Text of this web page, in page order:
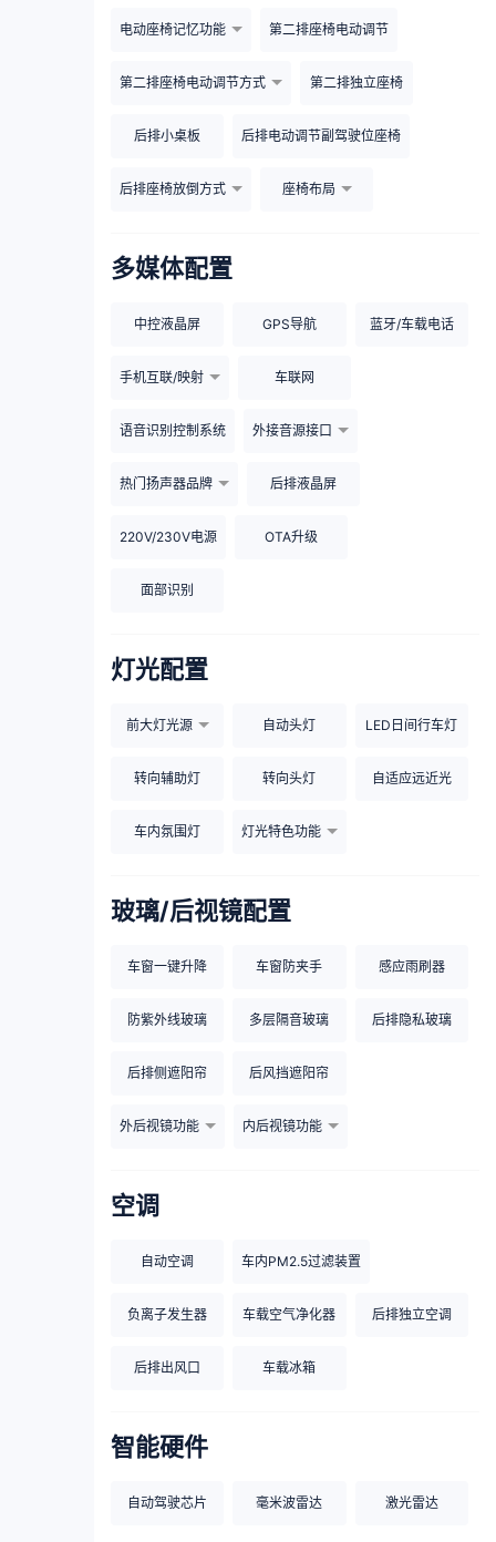
电动座椅记忆功能 第二排座椅电动调节
第二排座椅电动调节方式 第二排独立座椅
后排小桌板 后排电动调节副驾驶位座椅
后排座椅放倒方式 座椅布局
多媒体配置
中控液晶屏 GPS导航 蓝牙/车载电话
手机互联/映射 车联网
语音识别控制系统 外接音源接口
热门扬声器品牌 后排液晶屏
220V/230V电源 OTA升级
面部识别
灯光配置
前大灯光源 自动头灯 LED日间行车灯
转向辅助灯 转向头灯 自适应远近光
车内氛围灯 灯光特色功能
玻璃/后视镜配置
车窗一键升降 车窗防夹手 感应雨刷器
防紫外线玻璃 多层隔音玻璃 后排隐私玻璃
后排侧遮阳帘 后风挡遮阳帘
外后视镜功能 内后视镜功能
空调
自动空调 车内PM2.5过滤装置
负离子发生器 车载空气净化器 后排独立空调
后排出风口 车载冰箱
智能硬件
自动驾驶芯片 毫米波雷达 激光雷达